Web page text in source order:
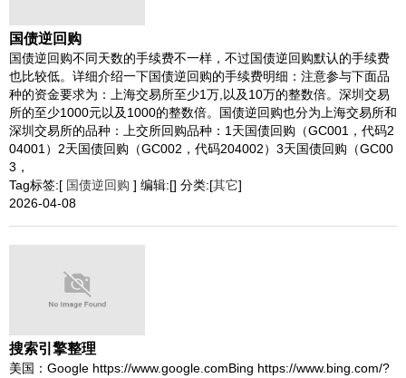
国债逆回购
国债逆回购不同天数的手续费不一样，不过国债逆回购默认的手续费
也比较低。详细介绍一下国债逆回购的手续费明细：注意参与下面品
种的资金要求为：上海交易所至少1万,以及10万的整数倍。深圳交易
所的至少1000元以及1000的整数倍。国债逆回购也分为上海交易所和
深圳交易所的品种：上交所回购品种：1天国债回购（GC001，代码2
04001）2天国债回购（GC002，代码204002）3天国债回购（GC00
3，
Tag标签:[ 国债逆回购 ] 编辑:[] 分类:[其它]
2026-04-08
搜索引擎整理
美国：Google https://www.google.comBing https://www.bing.com/?